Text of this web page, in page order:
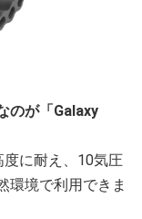
のが「Galaxy
に耐え、10気圧
環境で利用できま